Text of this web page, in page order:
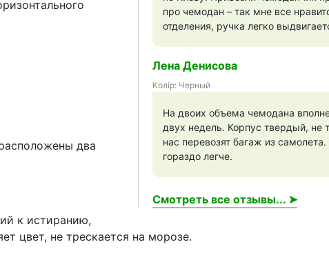
про чемодан – так мне все
отделения, ручка легко
Лена Денисова
Колір: Черный
На двоих объема чемодана
двух недель. Корпус твердый, не
нас перевозят багаж из
гораздо легче.
Смотреть все отзывы... ➤
два
к истиранию,
цвет, не трескается на морозе.